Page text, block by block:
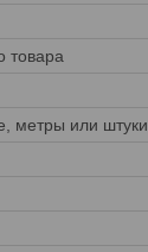
товара
метры или штуки